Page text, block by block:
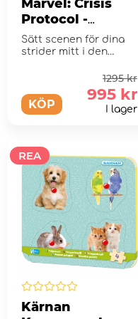
Marvel: Crisis
Protocol -
Rejuvenation
Chamber Terrain
Encounter (Exp.)
Sätt scenen för dina
strider mitt i den
KÖP
1295 kr
995 kr
I lager
REA
Kärnan